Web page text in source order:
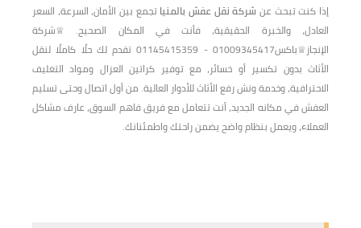
إذا كنت تبحث عنشركة نقل عفش بالمنياتجمع بين الأمان، السرعة، السعر
العادل، والخبرة الحقيقية، فأنت في المكان الصحيح. ♕شركة
الإنجاز♕باكس01009345417 - 01145415359 تقدم لك حلًا كاملًا لنقل
الأثاث بدون تكسير أو خسائر، مع توفير كراتين العزال ومواد التغليف
الاحترافية، وخدمة ونش رفع الأثاث للأدوار العالية. من أول اتصال وحتى تسليم
العفش في مكانه الجديد، أنت تتعامل مع فريق فاهم السوق، عارف مشاكل
العملاء، ويعمل بنظام واضح يضمن راحتك واطمئنانك.